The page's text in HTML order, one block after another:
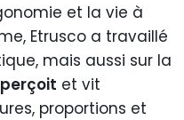
et la vie à
Etrusco a travaillé
mais aussi sur la
et vit
proportions et